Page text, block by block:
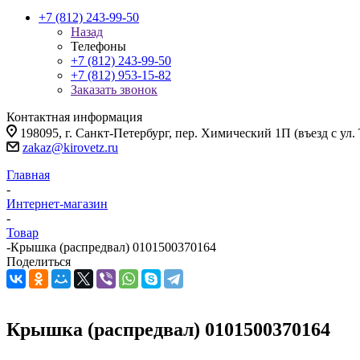
+7 (812) 243-99-50
Назад
Телефоны
+7 (812) 243-99-50
+7 (812) 953-15-82
Заказать звонок
Контактная информация
198095, г. Санкт-Петербург, пер. Химический 1П (въезд с
zakaz@kirovetz.ru
Главная
-
Интернет-магазин
-
Товар
-Крышка (распредвал) 0101500370164
Поделиться
Крышка (распредвал) 0101500370164